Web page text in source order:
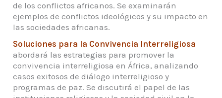
de los conflictos africanos. Se examinarán
ejemplos de conflictos ideológicos y su impacto en
las sociedades africanas.
Soluciones para la Convivencia Interreligiosa
abordará las estrategias para promover la
convivencia interreligiosa en África, analizando
casos exitosos de diálogo interreligioso y
programas de paz. Se discutirá el papel de las